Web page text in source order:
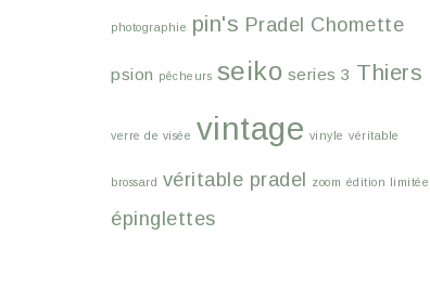
photographie pin's Pradel Chomette
psion pêcheurs seiko series 3 Thiers
verre de visée vintage vinyle véritable
brossard véritable pradel zoom édition limitée
épinglettes